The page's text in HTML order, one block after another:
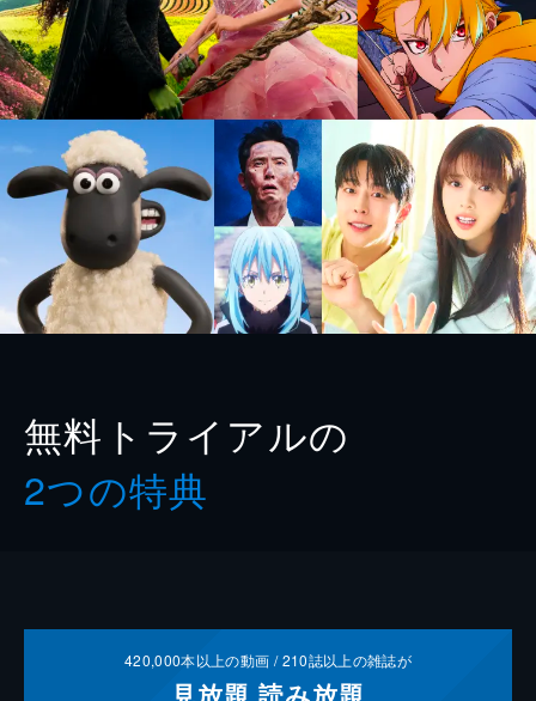
無料トライアルの
2つの特典
420,000本以上の動画 /210誌以上の雑誌が